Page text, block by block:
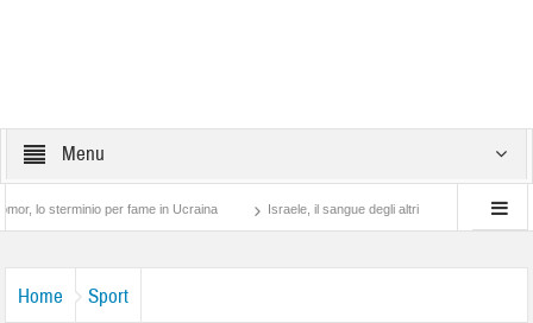
Menu
per fame in Ucraina Israele, il sangue degli altri Lotta di classe… tra
Home Sport